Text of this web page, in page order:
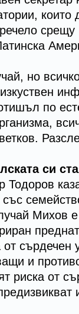
които
срещу
но
по
си
Тодоров
Михов
сърдечен
и
риска от